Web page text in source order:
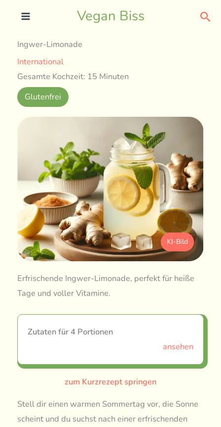
Vegan Biss
Ingwer-Limonade
International
Gesamte Kochzeit: 15 Minuten
Glutenfrei
KI-Bild
Erfrischende Ingwer-Limonade, perfekt für heiße
Tage und voller Vitamine.
Zutaten für 4 Portionen
ansehen
zum Kurzrezept springen
Stell dir einen warmen Sommertag vor, die Sonne
scheint und du suchst nach einer erfrischenden